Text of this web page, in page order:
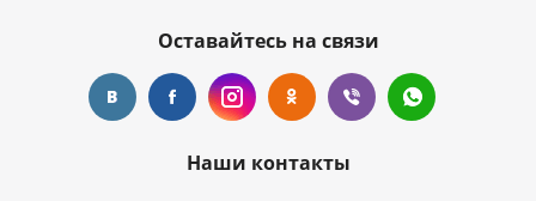
Оставайтесь на связи
Наши контакты